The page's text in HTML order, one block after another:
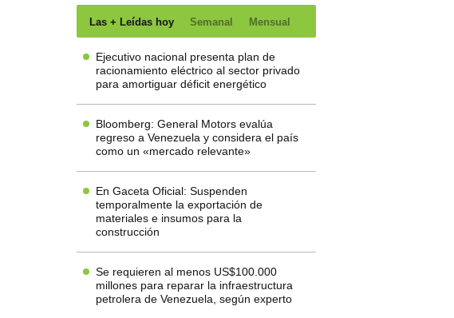
Las + Leídas hoy Semanal Mensual
Ejecutivo nacional presenta plan de
racionamiento eléctrico al sector privado
para amortiguar déficit energético
Bloomberg: General Motors evalúa
regreso a Venezuela y considera el país
como un «mercado relevante»
En Gaceta Oficial: Suspenden
temporalmente la exportación de
materiales e insumos para la
construcción
Se requieren al menos US$100.000
millones para reparar la infraestructura
petrolera de Venezuela, según experto